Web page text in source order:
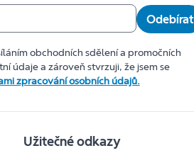
Odebírat
obchodních sdělení a promočních
údaje a zároveň stvrzuji, že jsem se
zpracování osobních údajů.
Užitečné odkazy